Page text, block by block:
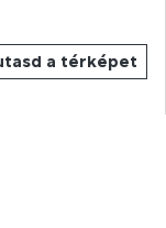
a térképet